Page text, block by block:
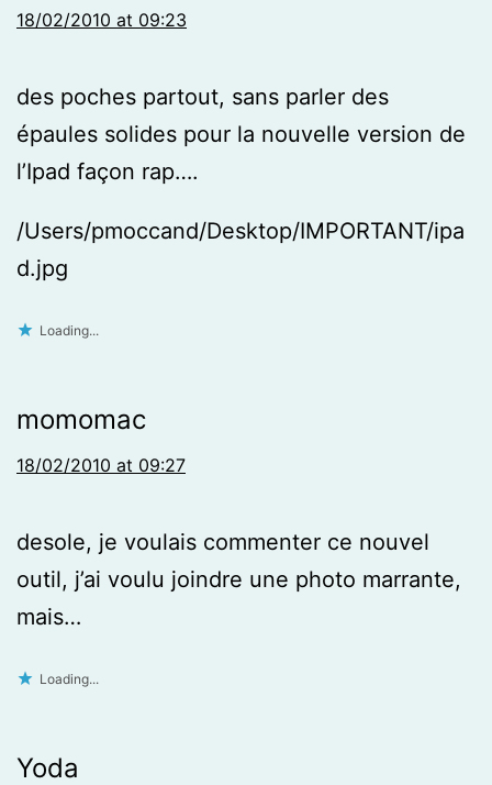
18/02/2010 at 09:23
des poches partout, sans parler des
épaules solides pour la nouvelle version de
l’Ipad façon rap….
/Users/pmoccand/Desktop/IMPORTANT/ipa
d.jpg
Loading...
momomac
18/02/2010 at 09:27
desole, je voulais commenter ce nouvel
outil, j’ai voulu joindre une photo marrante,
mais…
Loading...
Yoda